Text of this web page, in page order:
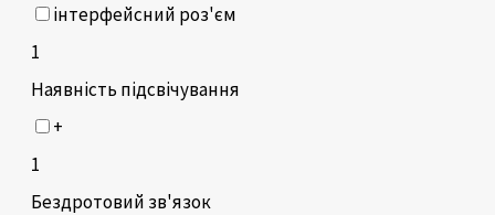
інтерфейсний роз'єм
1
Наявність підсвічування
+
1
Бездротовий зв'язок